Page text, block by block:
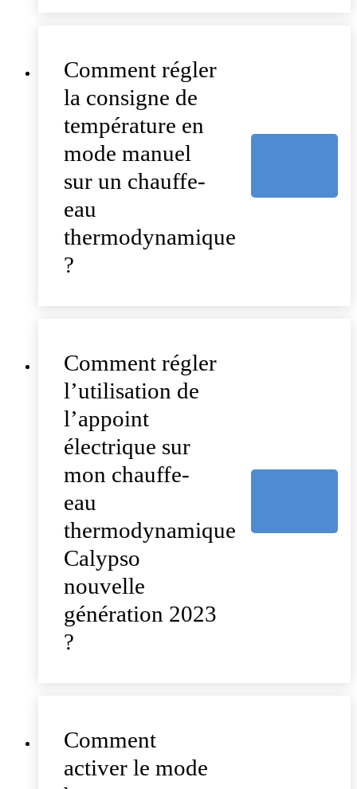
Comment régler
la consigne de
température en
mode manuel
sur un chauffe-
eau
thermodynamique
?
Comment régler
l’utilisation de
l’appoint
électrique sur
mon chauffe-
eau
thermodynamique
Calypso
nouvelle
génération 2023
?
Comment
activer le mode